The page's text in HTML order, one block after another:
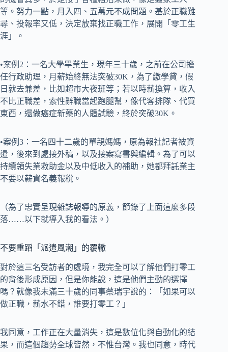
等。努力一點，月入四、五萬元不成問題。基於正職難
尋、投報率又低，決定放棄找正職工作，展開「零工生
涯」。
•案例2：一名大學畢業生，現年三十歲，之前在公司擔
任行政助理，月薪始終無法突破30K，為了繳學貸，假
日就去兼差，比如超市大夜班等；若以時薪換算，收入
不比正職差，索性辭職當起跑腿幫，像代客排隊、代買
東西，還做癌症新藥的人體試驗，終於突破30K。
•案例3：一名四十二歲的單親媽媽，原為報社記者被資
遣，後來到處接外稿，以及接案寫書與編輯。為了可以
持續領失業救助金以及中低收入的補助，她都拜託業主
不要以薪資名義報稅。
（為了忠實呈現雜誌報導的原義，節錄了上面這麼多段
落……以下就導入我的看法。）
不要重蹈「派遣風潮」的覆轍
對於這三名受訪者的處境，我完全可以了解他們打零工
的背後形成原因，但是你能說，這是他們主動的選擇
嗎？就像我未滿三十歲的同事蔡瑞宇說的：「如果可以
做正職，薪水不錯，誰要打零工？」
我同意，工作正在大量消失，這是數位化與自動化的結
果，而這個趨勢全球皆然，不惟台灣。我也同意，時代